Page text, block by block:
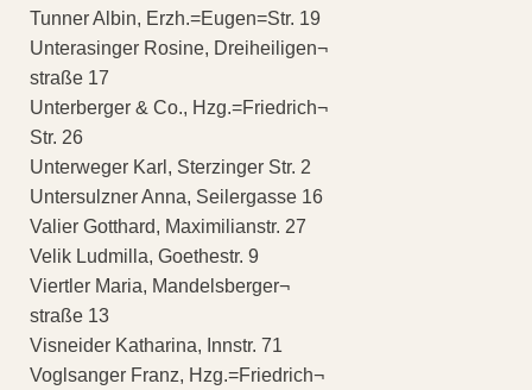
Tunner Albin, Erzh.=Eugen=Str. 19
Unterasinger Rosine, Dreiheiligen¬
straße 17
Unterberger & Co., Hzg.=Friedrich¬
Str. 26
Unterweger Karl, Sterzinger Str. 2
Untersulzner Anna, Seilergasse 16
Valier Gotthard, Maximilianstr. 27
Velik Ludmilla, Goethestr. 9
Viertler Maria, Mandelsberger¬
straße 13
Visneider Katharina, Innstr. 71
Voglsanger Franz, Hzg.=Friedrich¬